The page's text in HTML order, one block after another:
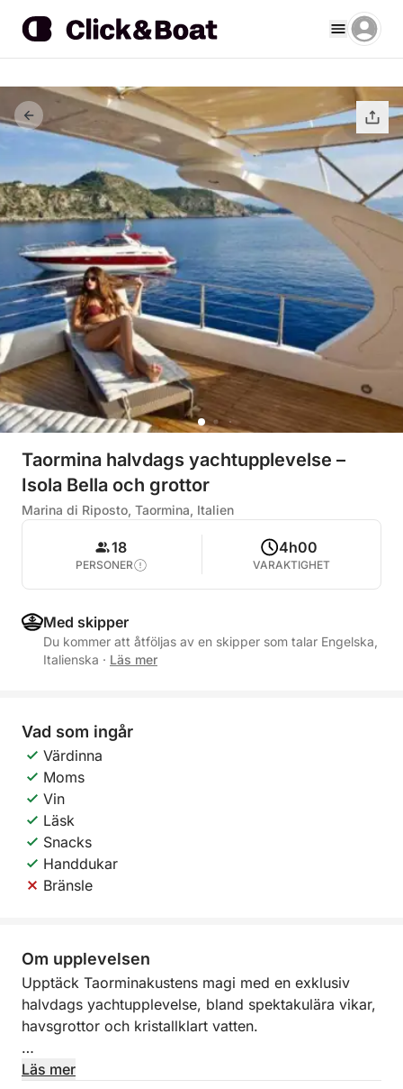
Taormina halvdags yachtupplevelse –
Isola Bella och grottor
Marina di Riposto, Taormina, Italien
18
PERSONER
4h00
VARAKTIGHET
Med skipper
Du kommer att åtföljas av en skipper som talar Engelska,
Italienska · Läs mer
Vad som ingår
Värdinna
Moms
Vin
Läsk
Snacks
Handdukar
Bränsle
Om upplevelsen
Upptäck Taorminakustens magi med en exklusiv
halvdags yachtupplevelse, bland spektakulära vikar,
havsgrottor och kristallklart vatten.
Med avgång från Marina di Riposto eller Giardini
Läs mer